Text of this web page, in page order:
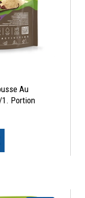
Au
1. Portion